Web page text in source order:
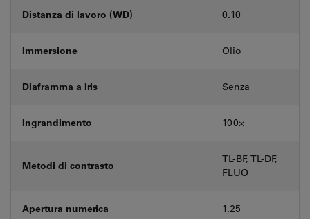
Distanza di lavoro (WD) 0.10
Immersione Olio
Diaframma a Iris Senza
Ingrandimento 100⨉
Metodi di contrasto
TL-BF, TL-DF,
FLUO
Apertura numerica 1.25